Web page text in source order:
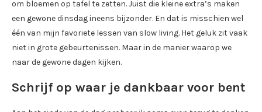
om bloemen op tafel te zetten. Juist die kleine extra’s maken
een gewone dinsdag ineens bijzonder. En dat is misschien wel
één van mijn favoriete lessen van slow living. Het geluk zit vaak
niet in grote gebeurtenissen. Maar in de manier waarop we
naar de gewone dagen kijken.
Schrijf op waar je dankbaar voor bent